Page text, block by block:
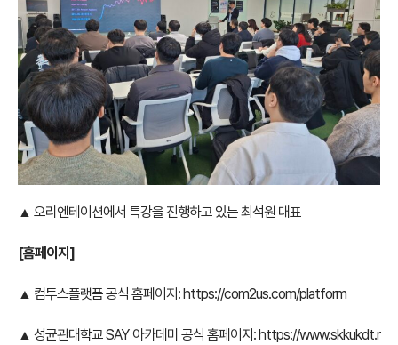
▲ 오리엔테이션에서 특강을 진행하고 있는 최석원 대표
[홈페이지]
▲ 컴투스플랫폼 공식 홈페이지: https://com2us.com/platform
▲ 성균관대학교 SAY 아카데미 공식 홈페이지: https://www.skkukdt.r